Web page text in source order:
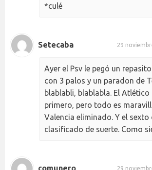
*culé
Setecaba 29
Ayer el Psv le pegó un
con 3 palos y un paradon de
blablabli, blablabla. El
primero, pero todo es
Valencia eliminado. Y el sexto
clasificado de suerte. Como
29